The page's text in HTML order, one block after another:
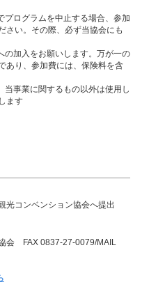
プログラムを中止する場合、参加
さい。その際、必ず当協会にも
の加入をお願いします。万が一の
あり、参加費には、保険料を含
事業に関するもの以外は使用し
ます
光コンベンション協会へ提出
会 FAX 0837-27-0079/MAIL